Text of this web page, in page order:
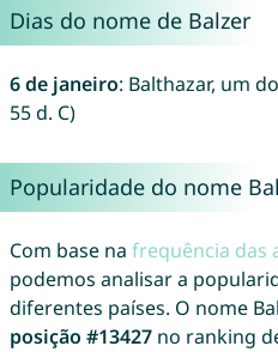
Dias do nome de Balzer
6 de janeiro: Balthazar, um
55 d. C)
Popularidade do nome
Com base na frequência das
podemos analisar a
diferentes países. O nome
posição #13427no ranking